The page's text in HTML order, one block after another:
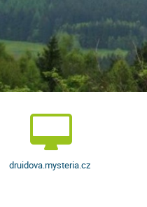
druidova.mysteria.cz
Hotel Krásná
jediný na východní straně
n. m.) může pochlubit